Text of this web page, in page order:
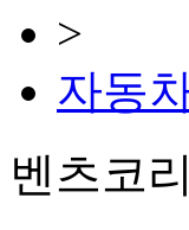
>
자동
벤츠코